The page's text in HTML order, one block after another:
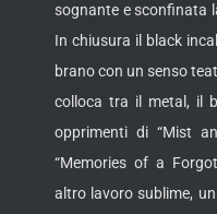
sognante e sconfinata
In chiusura il black
brano con un senso
colloca tra il metal, il
opprimenti di “Mist
“Memories of a
altro lavoro sublime,